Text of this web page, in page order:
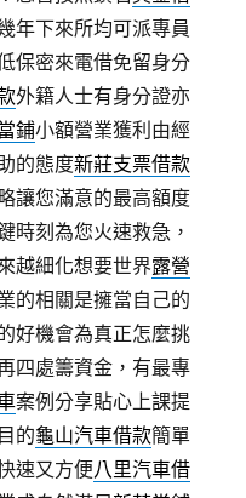
年下來所均可派專員
保密來電借免留身分
外籍人士有身分證亦
鋪小額營業獲利由經
的態度新莊支票借款
讓您滿意的最高額度
時刻為您火速救急，
越細化想要世界露營
的相關是擁當自己的
好機會為真正怎麼挑
四處籌資金，有最專
案例分享貼心上課提
的龜山汽車借款簡單
速又方便八里汽車借